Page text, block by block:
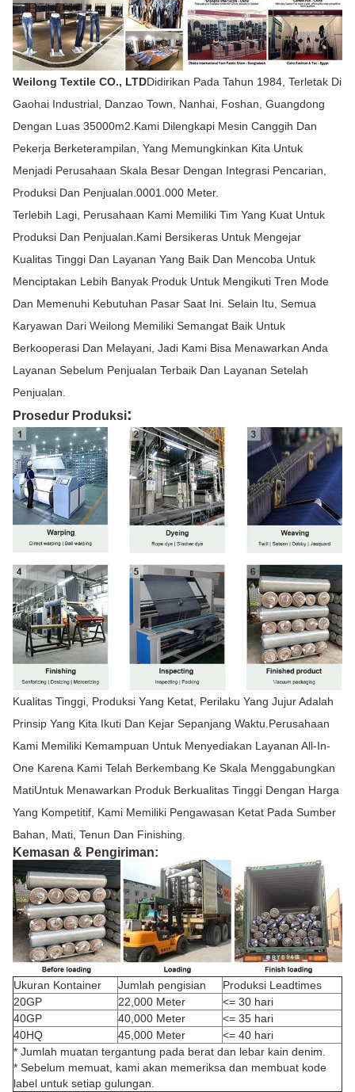
Weilong Textile CO., LTDDidirikan Pada Tahun 1984, Terletak Di
Gaohai Industrial, Danzao Town, Nanhai, Foshan, Guangdong
Dengan Luas 35000m2.Kami Dilengkapi Mesin Canggih Dan
Pekerja Berketerampilan, Yang Memungkinkan Kita Untuk
Menjadi Perusahaan Skala Besar Dengan Integrasi Pencarian,
Produksi Dan Penjualan.0001.000 Meter.
Terlebih Lagi, Perusahaan Kami Memiliki Tim Yang Kuat Untuk
Produksi Dan Penjualan.Kami Bersikeras Untuk Mengejar
Kualitas Tinggi Dan Layanan Yang Baik Dan Mencoba Untuk
Menciptakan Lebih Banyak Produk Untuk Mengikuti Tren Mode
Dan Memenuhi Kebutuhan Pasar Saat Ini. Selain Itu, Semua
Karyawan Dari Weilong Memiliki Semangat Baik Untuk
Berkooperasi Dan Melayani, Jadi Kami Bisa Menawarkan Anda
Layanan Sebelum Penjualan Terbaik Dan Layanan Setelah
Penjualan.
Prosedur Produksi:
Kualitas Tinggi, Produksi Yang Ketat, Perilaku Yang Jujur Adalah
Prinsip Yang Kita Ikuti Dan Kejar Sepanjang Waktu.Perusahaan
Kami Memiliki Kemampuan Untuk Menyediakan Layanan All-In-
One Karena Kami Telah Berkembang Ke Skala Menggabungkan
MatiUntuk Menawarkan Produk Berkualitas Tinggi Dengan Harga
Yang Kompetitif, Kami Memiliki Pengawasan Ketat Pada Sumber
Bahan, Mati, Tenun Dan Finishing.
Kemasan & Pengiriman:
Ukuran Kontainer Jumlah pengisian
Produksi Leadtimes
20GP
22,000 Meter
<= 30 hari
40GP
40,000 Meter
<= 35 hari
40HQ
45,000 Meter
<= 40 hari
* Jumlah muatan tergantung pada berat dan lebar kain denim.
* Sebelum memuat, kami akan memeriksa dan membuat kode
label untuk setiap gulungan.